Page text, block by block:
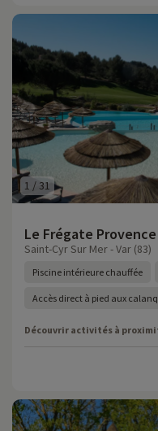
1 /31
Le Frégate Provence
Saint-Cyr Sur Mer - Var (83)
Piscine intérieure chauffée
Accès direct à pied aux
Découvrir activités à